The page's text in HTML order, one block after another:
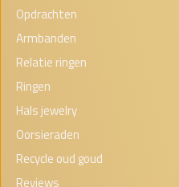
Opdrachten
Armbanden
Relatie ringen
Ringen
Hals jewelry
Oorsieraden
Recycle oud goud
Reviews